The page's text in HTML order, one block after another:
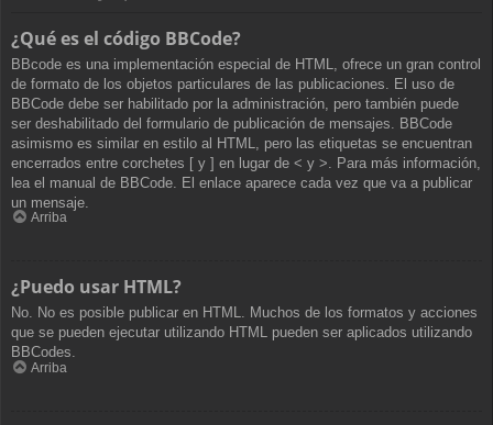
¿Qué es el código BBCode?
BBcode es una implementación especial de HTML, ofrece un gran control
de formato de los objetos particulares de las publicaciones. El uso de
BBCode debe ser habilitado por la administración, pero también puede
ser deshabilitado del formulario de publicación de mensajes. BBCode
asimismo es similar en estilo al HTML, pero las etiquetas se encuentran
encerrados entre corchetes [ y ] en lugar de < y >. Para más información,
lea el manual de BBCode. El enlace aparece cada vez que va a publicar
un mensaje.
Arriba
¿Puedo usar HTML?
No. No es posible publicar en HTML. Muchos de los formatos y acciones
que se pueden ejecutar utilizando HTML pueden ser aplicados utilizando
BBCodes.
Arriba